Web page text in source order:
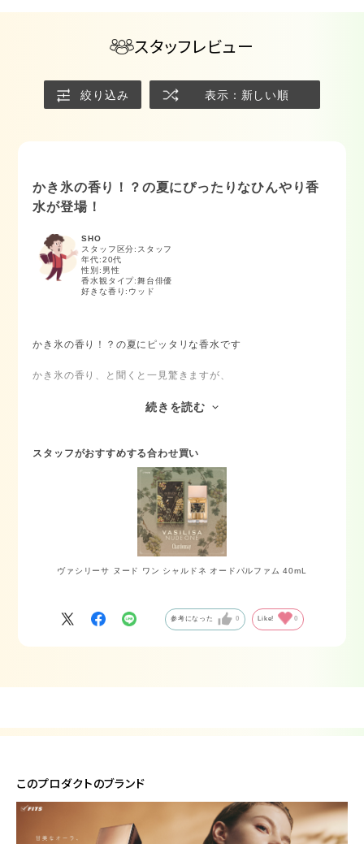
スタッフレビュー
絞り込み 表示：新しい順
かき氷の香り！？の夏にぴったりなひんやり香
水が登場！
SHO
スタッフ区分:スタッフ
年代:20代
性別: 男性
香水観タイプ:舞台俳優
好きな香り: ウッド
かき氷の香り！？の夏にピッタリな香水です
かき氷の香り、と聞くと一見驚きますが、
い、さわやかな印象です。
ています！
ぜひ一度、この夏に使ってほしい香水です！
続きを読む
スタッフがおすすめする合わせ買い
ヴァシリーサ ヌード ワン シャルドネ オードパルファム 40mL
参考になった 0 Like! 0
このプロダクトのブランド